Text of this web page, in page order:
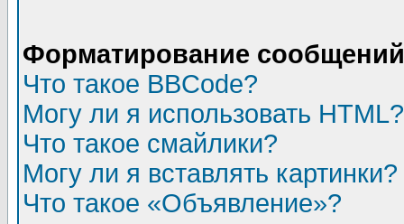
Форматирование
Что такое BBCode?
Могу ли я использовать HTML?
Что такое смайлики?
Могу ли я вставлять картинки?
Что такое «Объявление»?